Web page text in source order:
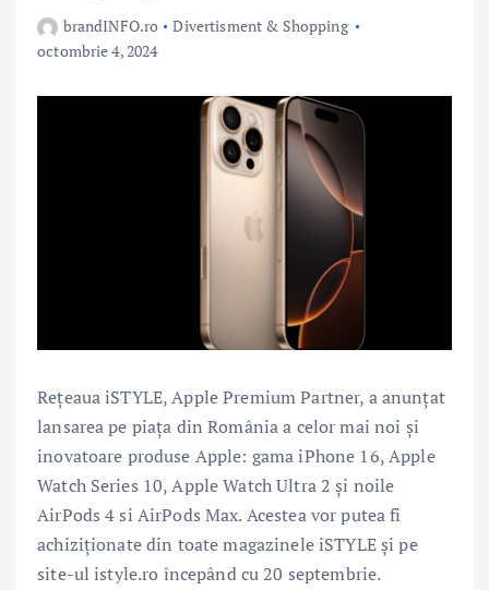
brandINFO.ro
Divertisment & Shopping
octombrie 4, 2024
Rețeaua iSTYLE, Apple Premium Partner, a anunțat
lansarea pe piața din România a celor mai noi și
inovatoare produse Apple: gama iPhone 16, Apple
Watch Series 10, Apple Watch Ultra 2 și noile
AirPods 4 si AirPods Max. Acestea vor putea fi
achiziționate din toate magazinele iSTYLE și pe
site-ul istyle.ro începând cu 20 septembrie.